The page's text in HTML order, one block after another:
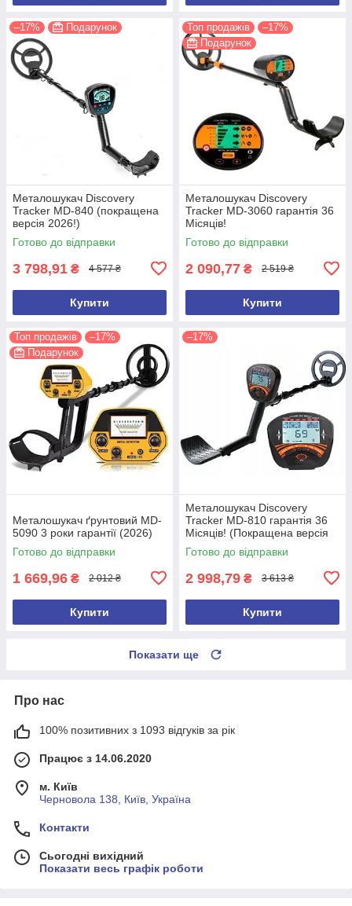
–17% Подарунок
Металошукач Discovery
Tracker MD-840 (покращена
версія 2026!)
Готово до відправки
3 798,91 ₴ 4 577 ₴
Купити
Топ продажів
–17%
Подарунок
Металошукач Discovery
Tracker MD-3060 гарантія 36
Місяців!
Готово до відправки
2 090,77 ₴ 2 519 ₴
Купити
Топ продажів
–17%
Подарунок
Металошукач ґрунтовий MD-
5090 3 роки гарантії (2026)
Готово до відправки
1 669,96 ₴ 2 012 ₴
Купити
–17%
Металошукач Discovery
Tracker MD-810 гарантія 36
Місяців! (Покращена версія
2026 року)
Готово до відправки
2 998,79 ₴ 3 613 ₴
Купити
Показати ще
Про нас
100% позитивних з 1093 відгуків за рік
Працює з 14.06.2020
м. Київ
Черновола 138, Київ, Україна
Контакти
Сьогодні вихідний
Показати весь графік роботи